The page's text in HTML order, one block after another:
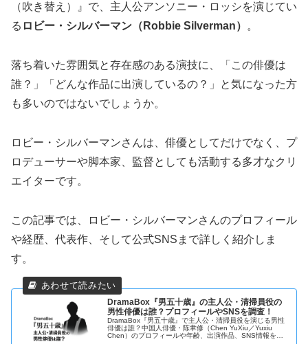
（吹き替え）』で、主人公アンソニー・ロッシを演じてい
る ロビー・シルバーマン（Robbie Silverman） 。
落ち着いた雰囲気と存在感のある演技に、「この俳優は
誰？」「どんな作品に出演しているの？」と気になった方
も多いのではないでしょうか。
ロビー・シルバーマンさんは、俳優としてだけでなく、プ
ロデューサーや脚本家、監督としても活動する多才なクリ
エイターです。
この記事では、ロビー・シルバーマンさんのプロフィール
や経歴、代表作、そして公式SNSまで詳しく紹介しま
す。
DramaBox『男五十歳』の主人公・清掃員役の
男性俳優は誰？プロフィールやSNSを調査！
DramaBox『男五十歳』で主人公・清掃員役を演じる男性
俳優は誰？中国人俳優・陈聿修（Chen YuXiu／Yuxiu
Chen）のプロフィールや年齢、出演作品、SNS情報を詳